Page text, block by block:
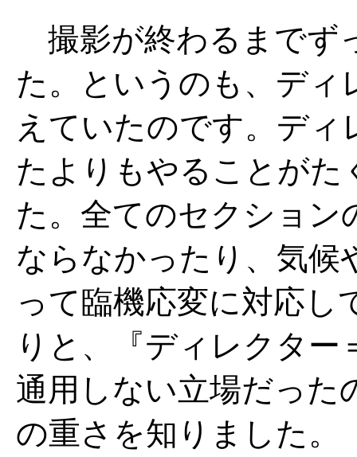
撮影が終わるまでず
た。というのも、ディ
えていたのです。デ
たよりもやることがた
た。全てのセクション
ならなかったり、気候
って臨機応変に対応
りと、『ディレクタ
通用しない立場だった
の重さを知りました。